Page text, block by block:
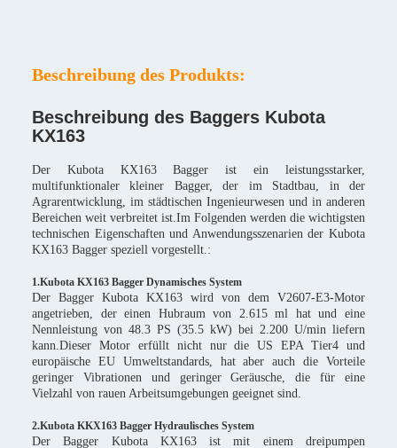
Beschreibung des Produkts:
Beschreibung des Baggers Kubota
KX163
Der Kubota KX163 Bagger ist ein leistungsstarker,
multifunktionaler kleiner Bagger, der im Stadtbau, in der
Agrarentwicklung, im städtischen Ingenieurwesen und in anderen
Bereichen weit verbreitet ist.Im Folgenden werden die wichtigsten
technischen Eigenschaften und Anwendungsszenarien der Kubota
KX163 Bagger speziell vorgestellt.:
1.Kubota KX163 Bagger Dynamisches System
Der Bagger Kubota KX163 wird von dem V2607-E3-Motor
angetrieben, der einen Hubraum von 2.615 ml hat und eine
Nennleistung von 48.3 PS (35.5 kW) bei 2.200 U/min liefern
kann.Dieser Motor erfüllt nicht nur die US EPA Tier4 und
europäische EU Umweltstandards, hat aber auch die Vorteile
geringer Vibrationen und geringer Geräusche, die für eine
Vielzahl von rauen Arbeitsumgebungen geeignet sind.
2.Kubota KKX163 Bagger Hydraulisches System
Der Bagger Kubota KX163 ist mit einem dreipumpen